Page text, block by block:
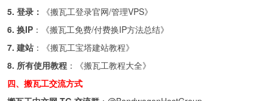
5. 登录：
《搬瓦工登录官网/管理VPS》
6. 换IP ：《搬瓦工免费/付费换IP方法总结》
7. 建站 ：《搬瓦工宝塔建站教程》
8. 所有使用教程 ：《搬瓦工教程大全》
四、搬瓦工交流方式